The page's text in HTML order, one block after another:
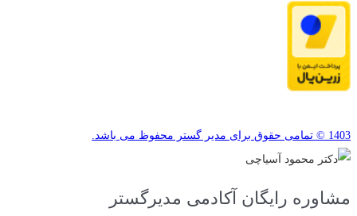
1403 © تمامی حقوق برای مدیر گستر محفوظ می باشد.
مشاوره رایگان آکادمی مدیرگستر